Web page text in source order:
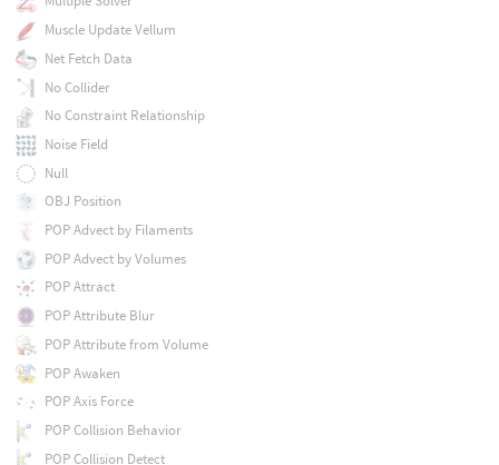
Muscle Update Vellum
Net Fetch Data
No Collider
No Constraint Relationship
Noise Field
Null
OBJ Position
POP Advect by Filaments
POP Advect by Volumes
POP Attract
POP Attribute Blur
POP Attribute from Volume
POP Awaken
POP Axis Force
POP Collision Behavior
POP Collision Detect